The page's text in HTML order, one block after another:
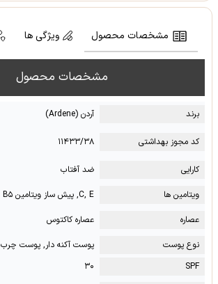
مشخصات محصول ویژگی ها
مشخصات محصول
برند آردن (Ardene)
کد مجوز بهداشتی ۱۱۴۳۳/۳۸
کارایی
ضد آفتاب
ویتامین ها
C, E, پیش ساز ویتامین B۵
عصاره
عصاره کاکتوس
نوع پوست
پوست آکنه دار, پوست چرب
SPF
۳۰